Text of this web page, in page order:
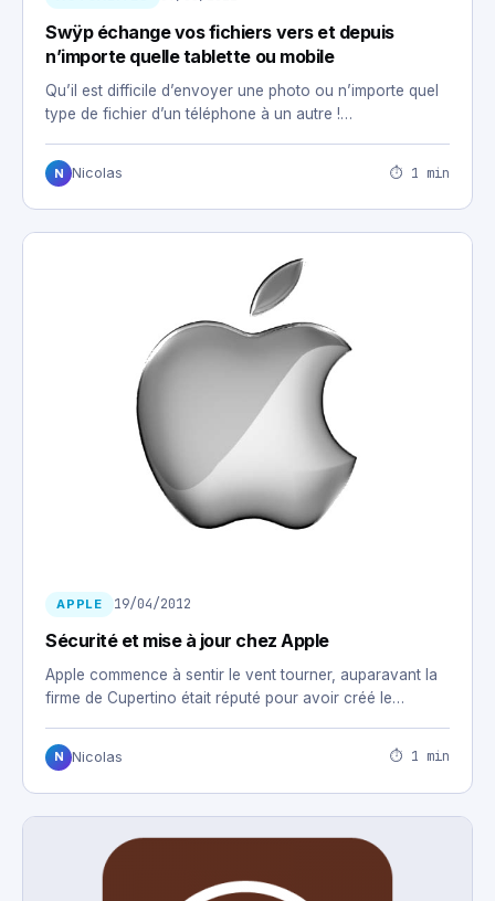
Swÿp échange vos fichiers vers et depuis
n’importe quelle tablette ou mobile
Qu’il est difficile d’envoyer une photo ou n’importe quel
type de fichier d’un téléphone à un autre !…
N Nicolas ⏱ 1 min
APPLE 19/04/2012
Sécurité et mise à jour chez Apple
Apple commence à sentir le vent tourner, auparavant la
firme de Cupertino était réputé pour avoir créé le…
N Nicolas ⏱ 1 min